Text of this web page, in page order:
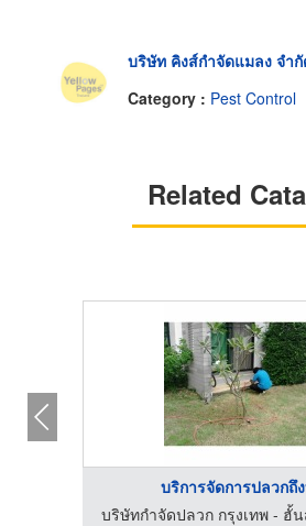
บริษัท คิงส์กำจัดแมลง จำ
Category : Pest Control
Related
บริการจัดการปลวกถึ
บริษัทกำจัดปลวก กรุงเทพ - ฮั้